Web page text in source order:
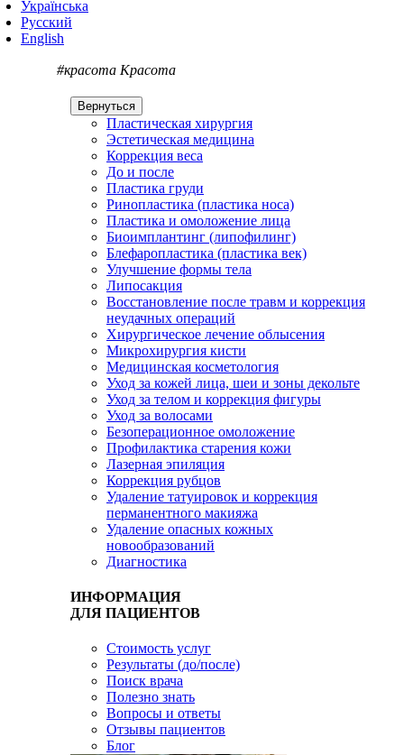
Українська
Русский
English
#красота Красота
Вернуться
Пластическая хирургия
Эстетическая медицина
Коррекция веса
До и после
Пластика груди
Ринопластика (пластика носа)
Пластика и омоложение лица
Биоимплантинг (липофилинг)
Блефаропластика (пластика век)
Улучшение формы тела
Липосакция
Восстановление после травм и коррекция
неудачных операций
Хирургическое лечение облысения
Микрохирургия кисти
Медицинская косметология
Уход за кожей лица, шеи и зоны декольте
Уход за телом и коррекция фигуры
Уход за волосами
Безоперационное омоложение
Профилактика старения кожи
Лазерная эпиляция
Коррекция рубцов
Удаление татуировок и коррекция
перманентного макияжа
Удаление опасных кожных
новообразований
Диагностика
ИНФОРМАЦИЯ
ДЛЯ ПАЦИЕНТОВ
Стоимость услуг
Результаты (до/после)
Поиск врача
Полезно знать
Вопросы и ответы
Отзывы пациентов
Блог